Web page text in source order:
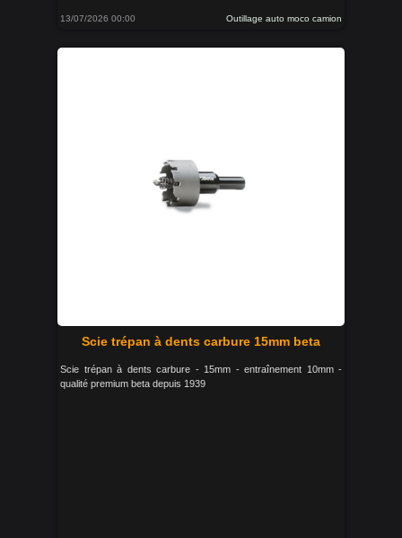
13/07/2026 00:00 Outillage auto moco camion
Scie trépan à dents carbure 15mm beta
Scie trépan à dents carbure - 15mm - entraînement 10mm -
qualité premium beta depuis 1939